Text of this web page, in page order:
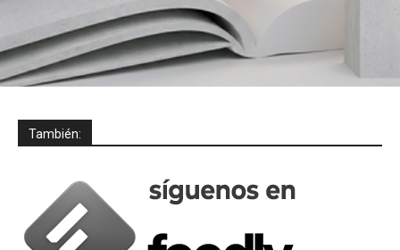
También: